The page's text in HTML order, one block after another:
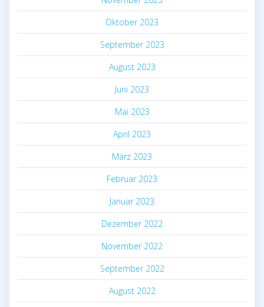
Oktober 2023
September 2023
August 2023
Juni 2023
Mai 2023
April 2023
März 2023
Februar 2023
Januar 2023
Dezember 2022
November 2022
September 2022
August 2022